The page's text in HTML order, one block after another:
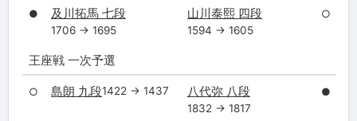
● 及川拓馬 七段
1706 → 1695
山川泰熙 四段
1594 → 1605
○
王座戦 一次予選
○ 島朗 九段1422 → 1437 八代弥 八段
1832 → 1817
●